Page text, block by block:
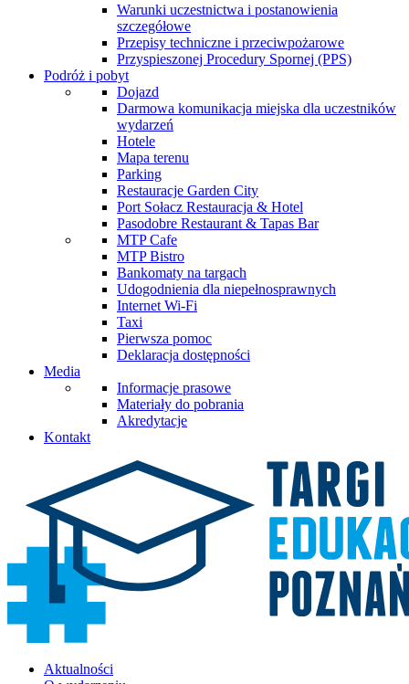
Warunki uczestnictwa i postanowienia
szczegółowe
Przepisy techniczne i przeciwpożarowe
Przyspieszonej Procedury Spornej (PPS)
Podróż i pobyt
Dojazd
Darmowa komunikacja miejska dla uczestników
wydarzeń
Hotele
Mapa terenu
Parking
Restauracje Garden City
Port Sołacz Restauracja & Hotel
Pasodobre Restaurant & Tapas Bar
MTP Cafe
MTP Bistro
Bankomaty na targach
Udogodnienia dla niepełnosprawnych
Internet Wi-Fi
Taxi
Pierwsza pomoc
Deklaracja dostępności
Media
Informacje prasowe
Materiały do pobrania
Akredytacje
Kontakt
Aktualności